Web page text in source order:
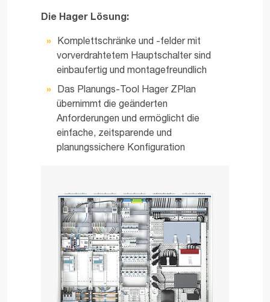
Die Hager Lösung:
Komplettschränke und -felder mit
vorverdrahtetem Hauptschalter sind
einbaufertig und montagefreundlich
Das Planungs-Tool Hager ZPlan
übernimmt die geänderten
Anforderungen und ermöglicht die
einfache, zeitsparende und
planungssichere Konfiguration